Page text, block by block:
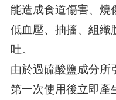
能造成食道傷害、燒
低血壓、抽搐、組織
吐。
由於過硫酸鹽成分所
第一次使用後立即產